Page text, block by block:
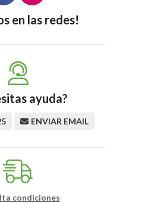
en las redes!
ayuda?
ENVIAR EMAIL
condiciones